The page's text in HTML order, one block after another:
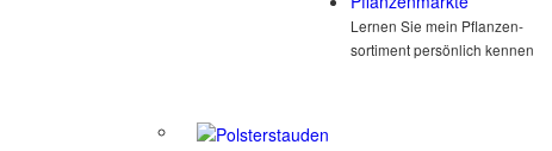
Lernen Sie mein Pflanzen-
sortiment persönlich kennen